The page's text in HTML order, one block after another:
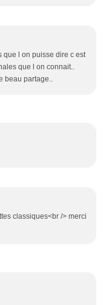
que l on puisse dire c est
que l on connait..
beau partage..
classiques<br /> merci